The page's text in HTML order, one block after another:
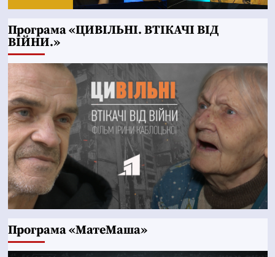
Програма «ЦИВІЛЬНІ. ВТІКАЧІ ВІД
ВІЙНИ.»
Програма «МатеМаша»